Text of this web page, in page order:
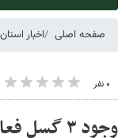
صفحه اصلی اخبار
۰ نفر